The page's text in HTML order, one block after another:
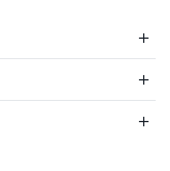
이스 전문가는 핵심 성능 정보를
는 CPU 사용량, 잠금 대기, I/O